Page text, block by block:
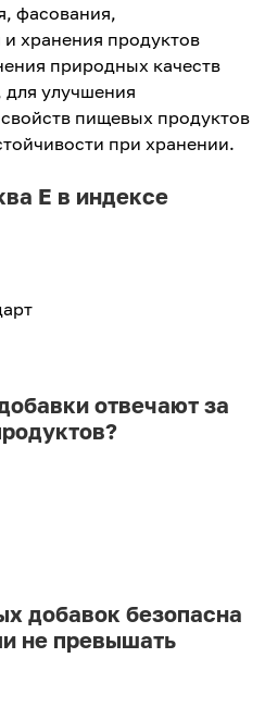
фасования,
хранения продуктов
природных качеств
для улучшения
пищевых продуктов
при хранении.
Е в индексе
отвечают за
добавок безопасна
не превышать